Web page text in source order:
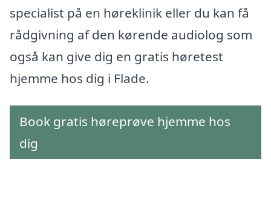
specialist på en høreklinik eller du kan få
rådgivning af den kørende audiolog som
også kan give dig en gratis høretest
hjemme hos dig i Flade.
Book gratis høreprøve hjemme hos
dig